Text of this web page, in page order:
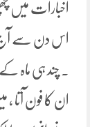
اخبارات میں
اس دن سے آج
۔ چند ہی ماہ
ان کا فون آتا